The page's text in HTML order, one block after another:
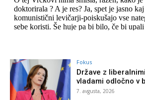
Fokus
Države z
vladami odločno v
7. avgusta, 2026